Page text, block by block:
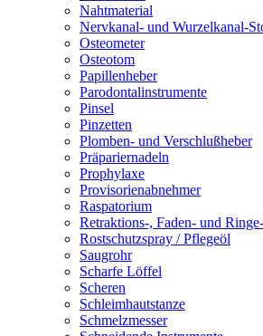
Nahtmaterial
Nervkanal- und Wurzelkanal-
Osteometer
Osteotom
Papillenheber
Parodontalinstrumente
Pinsel
Pinzetten
Plomben- und Verschlußheber
Präpariernadeln
Prophylaxe
Provisorienabnehmer
Raspatorium
Retraktions-, Faden- und
Rostschutzspray / Pflegeöl
Saugrohr
Scharfe Löffel
Scheren
Schleimhautstanze
Schmelzmesser